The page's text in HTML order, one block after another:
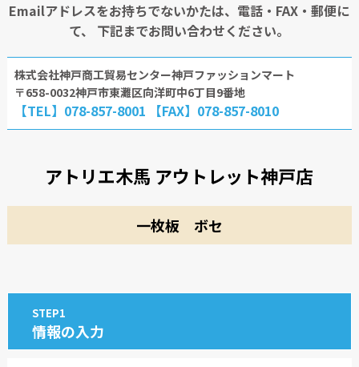
Emailアドレスをお持ちでないかたは、電話・FAX・郵便に
て、
下記までお問い合わせください。
株式会社神戸商工貿易センター神戸ファッションマート
〒658-0032神戸市東灘区向洋町中6丁目9番地
【TEL】078-857-8001 【FAX】078-857-8010
アトリエ木馬 アウトレット神戸店
一枚板 ボセ
STEP1
情報の入力